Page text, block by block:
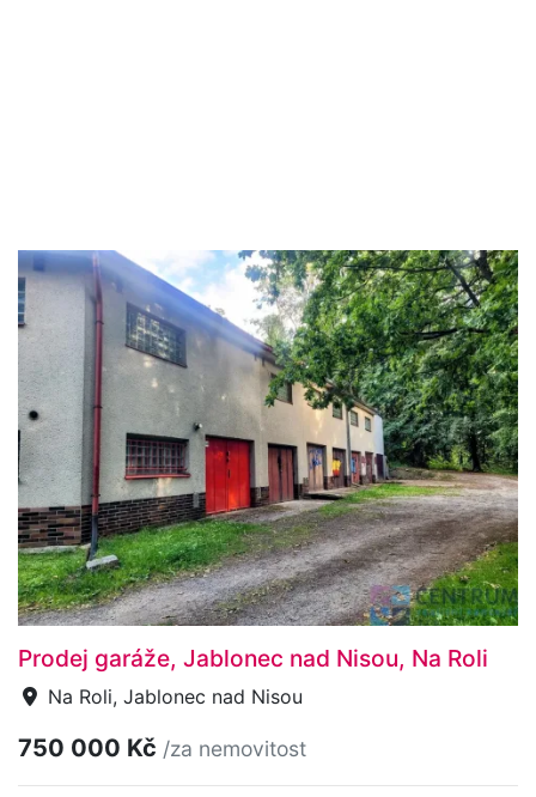
Prodej garáže, Jablonec nad Nisou, Na Roli
Na Roli, Jablonec nad Nisou
750 000 Kč /za nemovitost